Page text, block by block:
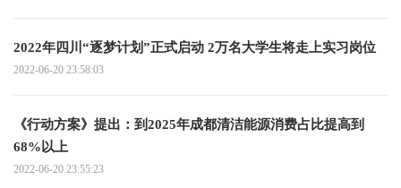
2022年四川“逐梦计划”正式启动 2万名大学生将走上实习岗位
2022-06-20 23:58:03
《行动方案》提出：到2025年成都清洁能源消费占比提高到
68%以上
2022-06-20 23:55:23